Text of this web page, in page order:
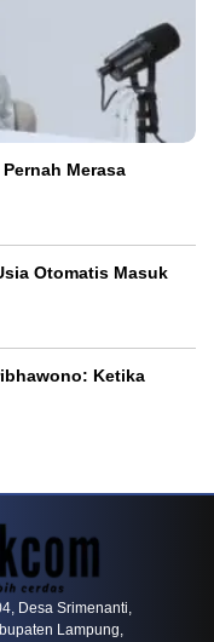
Merasa
Otomatis Masuk
Ketika
Desa Srimenanti,
Lampung,